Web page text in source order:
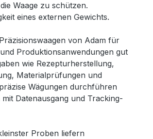
Waage zu schützen.
eines externen Gewichts.
von Adam für
Produktionsanwendungen gut
wie Rezepturherstellung,
Materialprüfungen und
Wägungen durchführen
Datenausgang und Tracking-
Proben liefern